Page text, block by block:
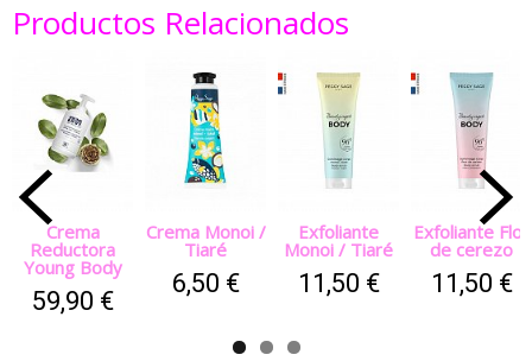
Productos Relacionados
Crema
Reductora
Young Body
59,90 €
Crema Monoi /
Tiaré
6,50 €
Exfoliante
Monoi / Tiaré
11,50 €
Exfoliante Flor
de cerezo
11,50 €